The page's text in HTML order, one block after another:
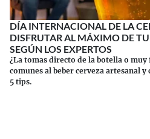
DÍA INTERNACIONAL DE LA
DISFRUTAR AL MÁXIMO DE
SEGÚN LOS EXPERTOS
¿La tomas directo de la botella o
comunes al beber cerveza artesanal
5 tips.